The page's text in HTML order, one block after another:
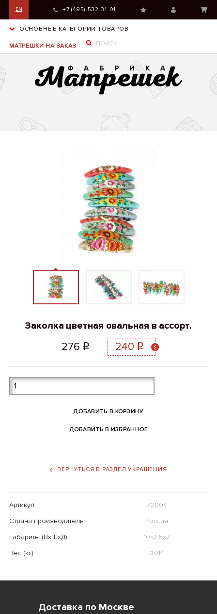
EN +7 (495)-532-31-01
ОСНОВНЫЕ КАТЕГОРИИ ТОВАРОВ
МАТРЁШКИ НА ЗАКАЗ
Заколка цветная овальная в ассорт.
276 q 240 q
ДОБАВИТЬ В КОРЗИНУ
ДОБАВИТЬ В ИЗБРАННОЕ
ВЕРНУТЬСЯ В РАЗДЕЛ УКРАШЕНИЯ
Артикул
70004
Страна производитель
Россия
Габариты (ВхШхД)
10х2,5х2
Вес (кг)
0.014
Доставка по Москве